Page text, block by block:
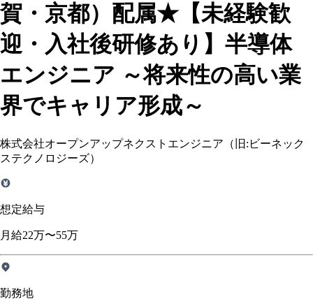
賀・京都）配属★【未経験歓
迎・入社後研修あり】半導体
エンジニア ～将来性の高い業
界でキャリア形成～
株式会社オープンアップネクストエンジニア（旧:ビーネック
ステクノロジーズ）
想定給与
月給22万〜55万
勤務地